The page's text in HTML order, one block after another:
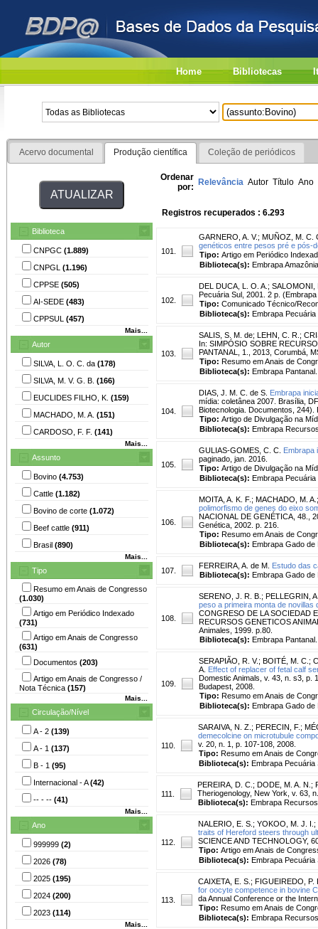
Home Bibliotecas
Acervo documental Produção científica Coleção de periódicos
Biblioteca
CNPGC (1.889)
CNPGL (1.196)
CPPSE (505)
AI-SEDE (483)
CPPSUL (457)
Mais...
Autor
SILVA, L. O. C. da (178)
SILVA, M. V. G. B. (166)
EUCLIDES FILHO, K. (159)
MACHADO, M. A. (151)
CARDOSO, F. F. (141)
Mais...
Assunto
Bovino (4.753)
Cattle (1.182)
Bovino de corte (1.072)
Beef cattle (911)
Brasil (890)
Mais...
Tipo
Resumo em Anais de Congresso
(1.030)
Artigo em Periódico Indexado
(731)
Artigo em Anais de Congresso
(631)
Documentos (203)
Artigo em Anais de Congresso /
Nota Técnica (157)
Mais...
Circulação/Nível
A - 2 (139)
A - 1 (137)
B - 1 (95)
Internacional - A(42)
-- - -- (41)
Mais...
Ano
999999 (2)
2026 (78)
2025 (195)
2024 (200)
2023 (114)
Mais...
Ordenar
por: Relevância Autor Título Ano
Registros recuperados : 6.293
101.
GARNERO, A. V.; MUÑOZ, M. C.
genéticos entre pesos pré e pós-
Tipo: Artigo em Periódico
Biblioteca(s): Embrapa
102.
DEL DUCA, L. O. A. ; SALOMONI,
Pecuária Sul, 2001. 2 p.
Tipo: Comunicado Técnico/
Biblioteca(s): Embrapa Pecuária
103.
SALIS, S. M. de; LEHN, C. R. ;
In: SIMPÓSIO SOBRE
PANTANAL, 1., 2013, Corumbá,
Tipo: Resumo em Anais de
Biblioteca(s): Embrapa Pantanal.
104.
DIAS, J. M. C. de S. Embrapa
mídia: coletânea 2007. Brasília,
Biotecnologia. Documentos,
Tipo: Artigo de Divulgação na
Biblioteca(s): Embrapa
105.
GULIAS-GOMES, C. C. Embrapa
paginado, jan. 2016.
Tipo: Artigo de Divulgação na
Biblioteca(s): Embrapa Pecuária
106.
MOITA, A. K. F. ; MACHADO, M. A.
polimorfismo de genes do eixo
NACIONAL DE GENÉTICA, 48.,
Genética, 2002. p. 216.
Tipo: Resumo em Anais de
Biblioteca(s): Embrapa Gado de
107.
FERREIRA, A. de M. Estudo das
Biblioteca(s): Embrapa Gado de
108.
SERENO, J. R. B. ; PELLEGRIN,
peso a primeira monta de
CONGRESO DE LA SOCIEDAD
RECURSOS GENETICOS
Animales, 1999. p.80.
Biblioteca(s): Embrapa Pantanal.
109.
SERAPIÃO, R. V.; BOITÉ, M. C. ;
A. Effect of replacer of fetal calf
Domestic Animals, v. 43, n. s3, p.
Budapest, 2008.
Tipo: Resumo em Anais de
Biblioteca(s): Embrapa Gado de
110.
SARAIVA, N. Z. ; PERECIN, F. ;
demecolcine on microtubule
v. 20, n. 1, p. 107-108, 2008.
Tipo: Resumo em Anais de
Biblioteca(s): Embrapa Pecuária
111.
PEREIRA, D. C. ; DODE, M. A. N. ;
Theriogenology, New York, v. 63,
Biblioteca(s): Embrapa
112.
NALERIO, E. S. ; YOKOO, M. J. I. ;
traits of Hereford steers through
SCIENCE AND TECHNOLOGY,
Tipo: Artigo em Anais de
Biblioteca(s): Embrapa Pecuária
113.
CAIXETA, E. S. ; FIGUEIREDO, P.
for oocyte competence in bovine
da Annual Conference or the
Tipo: Resumo em Anais de
Biblioteca(s): Embrapa